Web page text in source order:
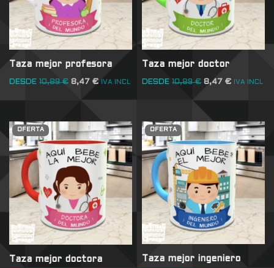
Taza mejor profesora
DESDE 10,89€ 8,47 € IVA INCL
Taza mejor doctor
DESDE 10,89€ 8,47€ IVA INCL
OFERTA
Taza mejor doctora
OFERTA
Taza mejor ingeniero